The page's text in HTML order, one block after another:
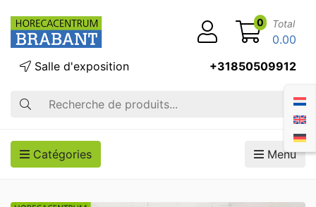
Recherche
Salle d'exposition +31850509912
0 Total
0.00
Catégories Menu